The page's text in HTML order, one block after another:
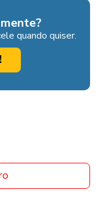
quando quiser.